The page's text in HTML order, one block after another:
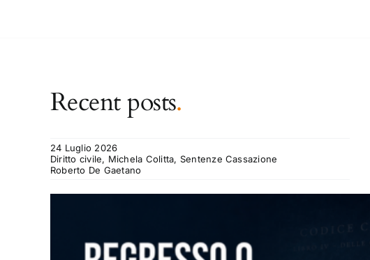
Recent posts.
24 Luglio 2026
Diritto civile, Michela Colitta, Sentenze Cassazione
Roberto De Gaetano